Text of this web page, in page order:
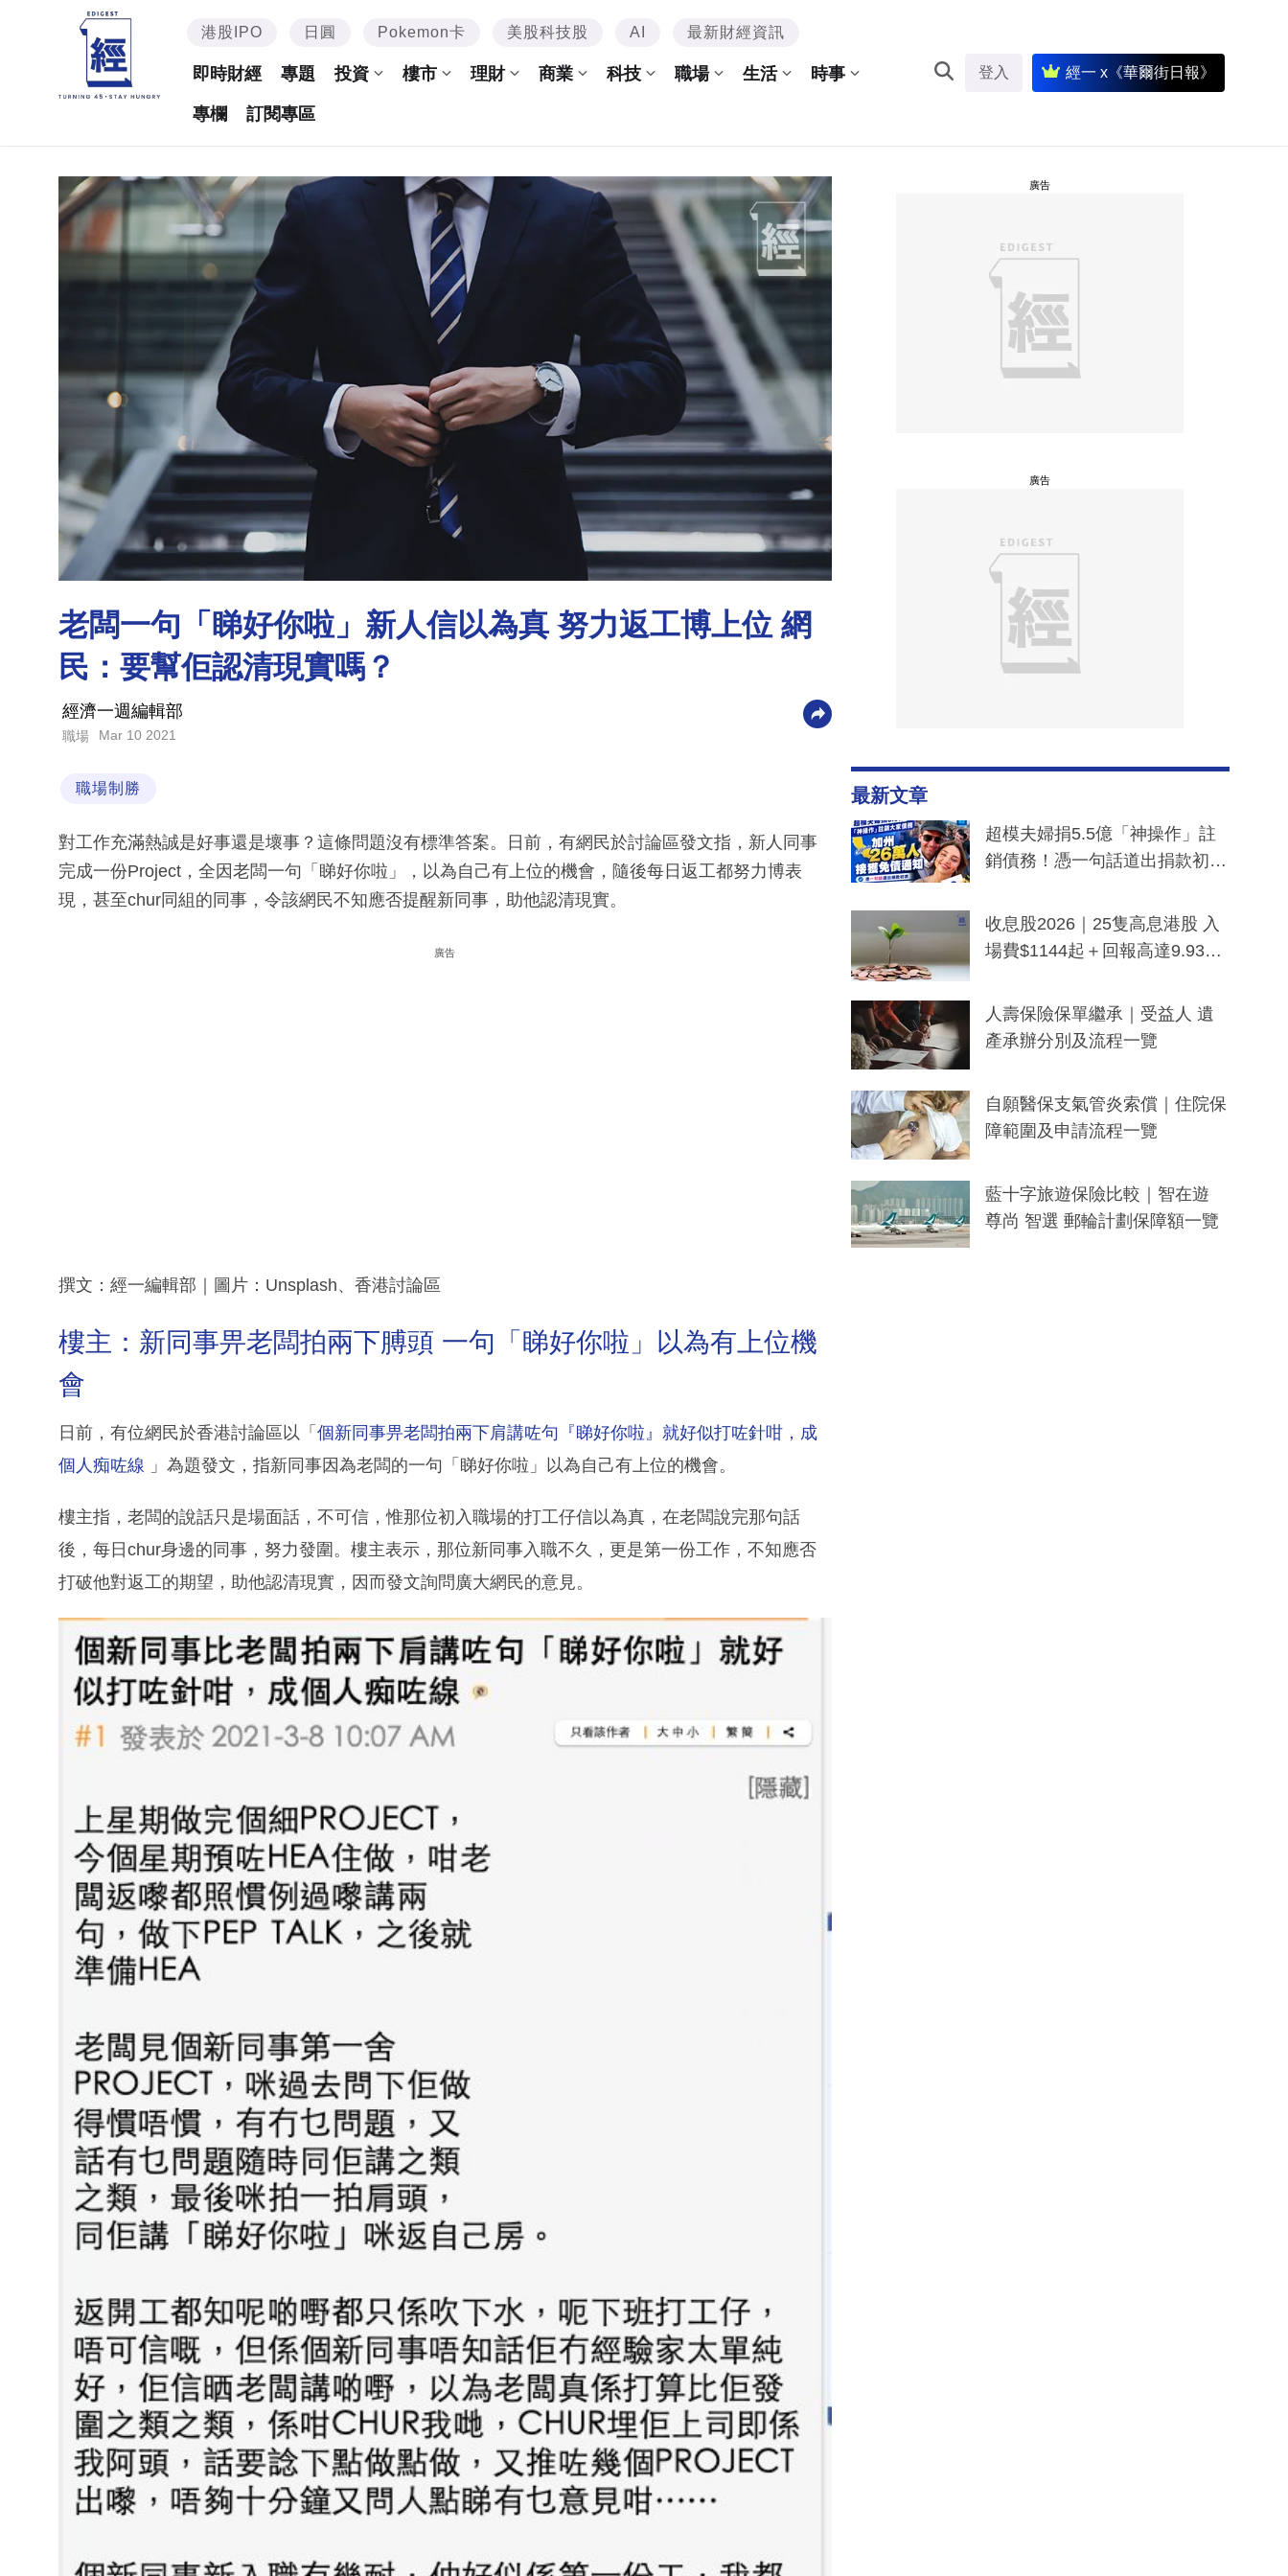
港股IPO 日圓 Pokemon卡 美股科技股 AI 最新財經資訊
即時財經 專題 投資 樓市 理財 商業 科技 職場 生活 時事
專欄 訂閱專區
登入 經一 x《華爾街日報》
老闆一句「睇好你啦」新人信以為真 努力返工博上位 網
民：要幫佢認清現實嗎？
經濟一週編輯部
職場 Mar 10 2021
職場制勝
對工作充滿熱誠是好事還是壞事？這條問題沒有標準答案。日前，有網民於討論區發文指，新人同事
完成一份Project，全因老闆一句「睇好你啦」，以為自己有上位的機會，隨後每日返工都努力博表
現，甚至chur同組的同事，令該網民不知應否提醒新同事，助他認清現實。
廣告
撰文：經一編輯部｜圖片：Unsplash、香港討論區
樓主：新同事畀老闆拍兩下膊頭 一句「睇好你啦」以為有上位機
會
日前，有位網民於香港討論區以「 個新同事畀老闆拍兩下肩講咗句『睇好你啦』就好似打咗針咁，成
個人痴咗線 」為題發文，指新同事因為老闆的一句「睇好你啦」以為自己有上位的機會。
樓主指，老闆的說話只是場面話，不可信，惟那位初入職場的打工仔信以為真，在老闆說完那句話
後，每日chur身邊的同事，努力發圍。樓主表示，那位新同事入職不久，更是第一份工作，不知應否
打破他對返工的期望，助他認清現實，因而發文詢問廣大網民的意見。
廣告
廣告
最新文章
超模夫婦捐5.5億「神操作」註
銷債務！憑一句話道出捐款初
一度被誤當詐騙手段
收息股2026｜25隻高息港股 入
場費$1144起＋回報高達9.93
人壽保險保單繼承｜受益人 遺
產承辦分別及流程一覽
自願醫保支氣管炎索償｜住院保
障範圍及申請流程一覽
藍十字旅遊保險比較｜智在遊
尊尚 智選 郵輪計劃保障額一覽